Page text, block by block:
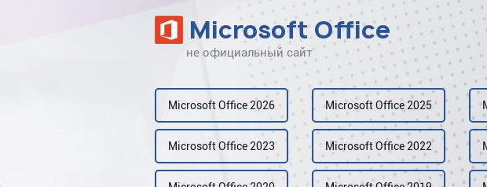
Microsoft Office
не официальный сайт
Microsoft Office 2026 Microsoft Office 2025
Microsoft Office 2023 Microsoft Office 2022